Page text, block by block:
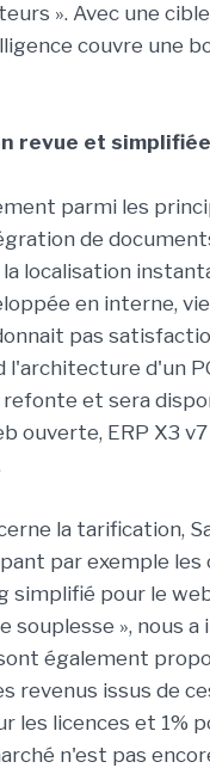
». Avec une
couvre une
revue et simplifiée
parmi les
de
localisation
en interne,
pas
l'architecture d'un
et sera
ouverte, ERP X3
la tarification,
par exemple les
simplifié pour le
souplesse », nous
également
revenus issus de
les licences et 1%
n'est pas